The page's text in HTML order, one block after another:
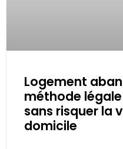
Logement
méthode
sans risquer la
domicile